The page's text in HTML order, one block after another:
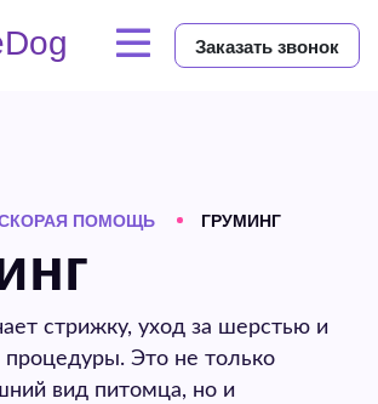
Заказать звонок
ПОМОЩЬ ГРУМИНГ
стрижку, уход за шерстью и
процедуры. Это не только
вид питомца, но и